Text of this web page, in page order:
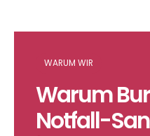
Sanitär
WARUM WIR
Warum
Notfall-